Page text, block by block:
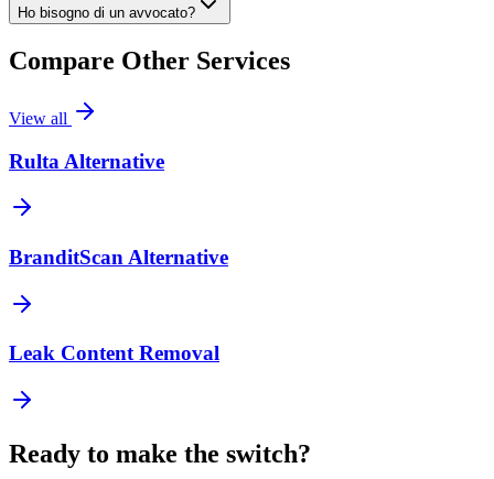
Ho bisogno di un avvocato?
Compare Other Services
View all
Rulta Alternative
BranditScan Alternative
Leak Content Removal
Ready to make the switch?